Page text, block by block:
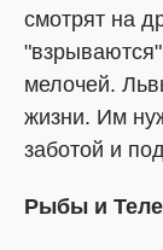
смотрят на
мелочей.
жизни. Им
заботой и
Рыбы и